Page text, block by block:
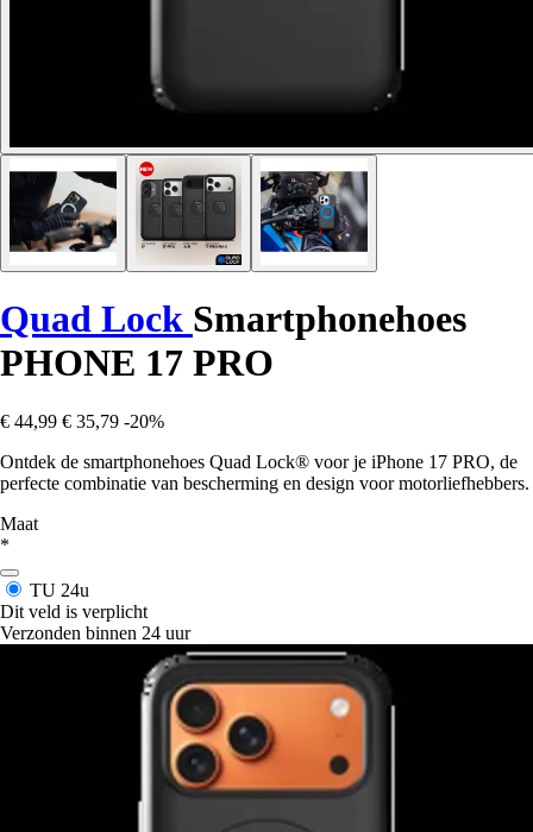
Quad Lock Smartphonehoes
PHONE 17 PRO
€ 44,99 € 35,79 -20%
Ontdek de smartphonehoes Quad Lock® voor je iPhone 17 PRO, de
perfecte combinatie van bescherming en design voor motorliefhebbers.
Maat
*
TU 24u
Dit veld is verplicht
Verzonden binnen 24 uur